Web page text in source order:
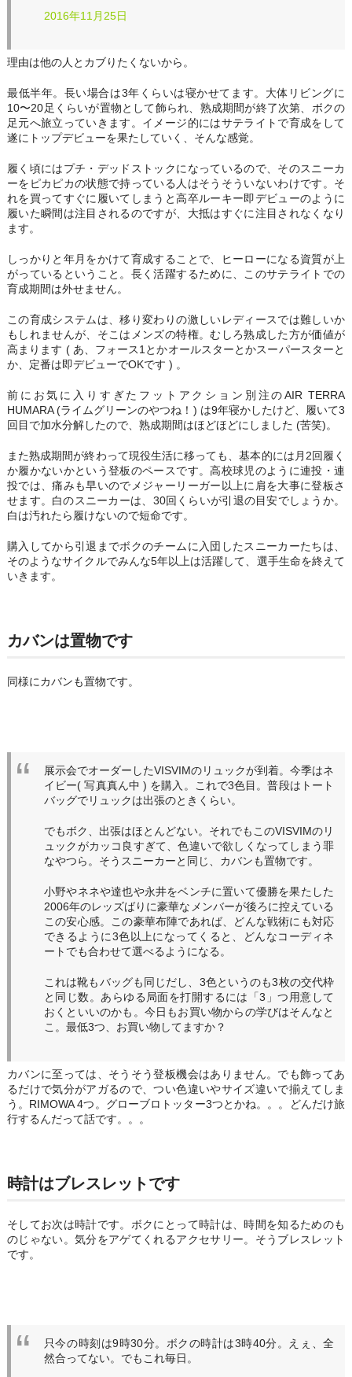
2016年11月25日
理由は他の人とカブりたくないから。
最低半年。長い場合は3年くらいは寝かせてます。大体リビングに
10〜20足くらいが置物として飾られ、熟成期間が終了次第、ボクの
足元へ旅立っていきます。イメージ的にはサテライトで育成をして
遂にトップデビューを果たしていく、そんな感覚。
履く頃にはプチ・デッドストックになっているので、そのスニーカ
ーをピカピカの状態で持っている人はそうそういないわけです。そ
れを買ってすぐに履いてしまうと高卒ルーキー即デビューのように
履いた瞬間は注目されるのですが、大抵はすぐに注目されなくなり
ます。
しっかりと年月をかけて育成することで、ヒーローになる資質が上
がっているということ。長く活躍するために、このサテライトでの
育成期間は外せません。
この育成システムは、移り変わりの激しいレディースでは難しいか
もしれませんが、そこはメンズの特権。むしろ熟成した方が価値が
高まります ( あ、フォース1とかオールスターとかスーパースターと
か、定番は即デビューでOKです ) 。
前にお気に入りすぎたフットアクション別注のAIR TERRA
HUMARA (ライムグリーンのやつね！) は9年寝かしたけど、履いて3
回目で加水分解したので、熟成期間はほどほどにしました (苦笑)。
また熟成期間が終わって現役生活に移っても、基本的には月2回履く
か履かないかという登板のペースです。高校球児のように連投・連
投では、痛みも早いのでメジャーリーガー以上に肩を大事に登板さ
せます。白のスニーカーは、30回くらいが引退の目安でしょうか。
白は汚れたら履けないので短命です。
購入してから引退までボクのチームに入団したスニーカーたちは、
そのようなサイクルでみんな5年以上は活躍して、選手生命を終えて
いきます。
カバンは置物です
同様にカバンも置物です。
展示会でオーダーしたVISVIMのリュックが到着。今季はネ
イビー( 写真真ん中 ) を購入。これで3色目。普段はトート
バッグでリュックは出張のときくらい。
でもボク、出張はほとんどない。それでもこのVISVIMのリ
ュックがカッコ良すぎて、色違いで欲しくなってしまう罪
なやつら。そうスニーカーと同じ、カバンも置物です。
小野やネネや達也や永井をベンチに置いて優勝を果たした
2006年のレッズばりに豪華なメンバーが後ろに控えている
この安心感。この豪華布陣であれば、どんな戦術にも対応
できるように3色以上になってくると、どんなコーディネ
ートでも合わせて選べるようになる。
これは靴もバッグも同じだし、3色というのも3枚の交代枠
と同じ数。あらゆる局面を打開するには「3」つ用意して
おくといいのかも。今日もお買い物からの学びはそんなと
こ。最低3つ、お買い物してますか？
カバンに至っては、そうそう登板機会はありません。でも飾ってあ
るだけで気分がアガるので、つい色違いやサイズ違いで揃えてしま
う。RIMOWA 4つ。グローブロトッター3つとかね。。。どんだけ旅
行するんだって話です。。。
時計はブレスレットです
そしてお次は時計です。ボクにとって時計は、時間を知るためのも
のじゃない。気分をアゲてくれるアクセサリー。そうブレスレット
です。
只今の時刻は9時30分。ボクの時計は3時40分。えぇ、全
然合ってない。でもこれ毎日。